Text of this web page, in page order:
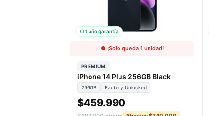
○ 1 año garantía
● ¡Solo queda 1 unidad!
PREMIUM
iPhone 14 Plus 256GB Black
256GB Factory Unlocked
$459.990